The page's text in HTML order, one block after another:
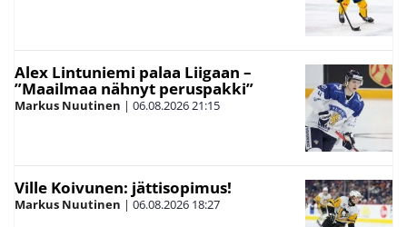
Alex Lintuniemi palaa Liigaan –
”Maailmaa nähnyt peruspakki”
Markus Nuutinen | 06.08.202621:15
Ville Koivunen: jättisopimus!
Markus Nuutinen | 06.08.2026 18:27